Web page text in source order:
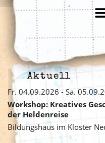
Aktuell
Fr. 04.09.2026 - Sa.
Workshop: Kreatives
der Heldenreise
Bildungshaus im Kloster